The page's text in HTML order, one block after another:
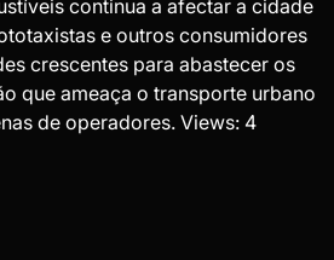
continua a afectar a cidade
e outros consumidores
crescentes para abastecer os
que ameaça o transporte urbano
de operadores. Views: 4